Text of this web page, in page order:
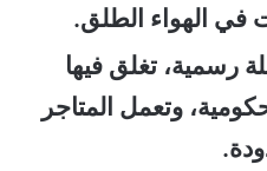
في الهواء الطلق.
رسمية، تغلق فيها
وتعمل المتاجر